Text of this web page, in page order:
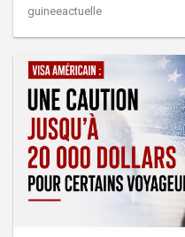
guineeactuelle